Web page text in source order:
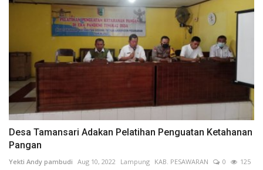
Desa Tamansari Adakan Pelatihan Penguatan Ketahanan
Pangan
Yekti Andy pambudi Aug 10, 2022 Lampung KAB. PESAWARAN 0
125